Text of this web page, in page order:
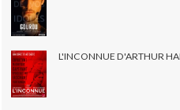
L'INCONNUE D'ARTHUR